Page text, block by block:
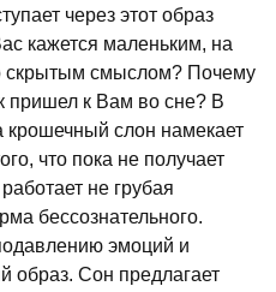
через этот образ
кажется маленьким, на
скрытым смыслом? Почему
пришел к Вам во сне? В
крошечный слон намекает
что пока не получает
не грубая
бессознательного.
эмоций и
образ. Сон предлагает